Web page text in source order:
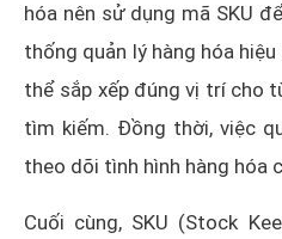
hóa nên sử dụng mã SKU
thống quản lý hàng hóa
thể sắp xếp đúng vị trí cho
tìm kiếm. Đồng thời, việc
theo dõi tình hình hàng hóa
Cuối cùng, SKU (Stock